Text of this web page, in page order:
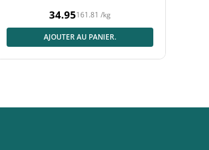
Prix
normal
34.95161.81 /kg
AJOUTER AU PANIER.